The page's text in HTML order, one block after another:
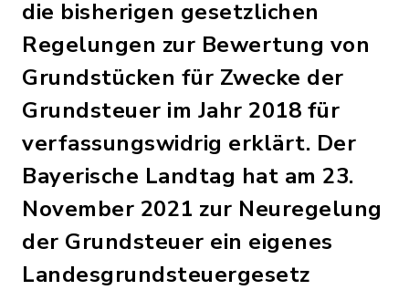
die bisherigen gesetzlichen
Regelungen zur Bewertung von
Grundstücken für Zwecke der
Grundsteuer im Jahr 2018 für
verfassungswidrig erklärt. Der
Bayerische Landtag hat am 23.
November 2021 zur Neuregelung
der Grundsteuer ein eigenes
Landesgrundsteuergesetz